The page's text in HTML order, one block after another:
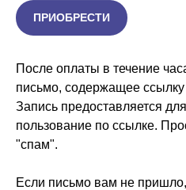
ПРИОБРЕСТИ
После оплаты в течение
письмо, содержащее ссылку
Запись предоставляется
пользование по ссылке.
"спам".
Если письмо вам не